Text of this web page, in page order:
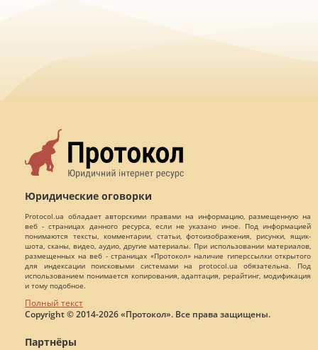
Юридические оговорки
Protocol.ua обладает авторскими правами на информацию, размещенную на
веб - страницах данного ресурса, если не указано иное. Под информацией
понимаются тексты, комментарии, статьи, фотоизображения, рисунки, ящик-
шота, сканы, видео, аудио, другие материалы. При использовании материалов,
размещенных на веб - страницах «Протокол» наличие гиперссылки открытого
для индексации поисковыми системами на protocol.ua обязательна. Под
использованием понимается копирования, адаптация, рерайтинг, модификация
и тому подобное.
Полный текст
Copyright © 2014-2026 «Протокол». Все права защищены.
Партнёры